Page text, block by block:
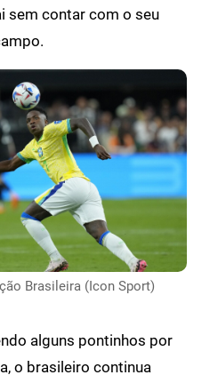
sem contar com o seu
Brasileira (Icon Sport)
alguns pontinhos por
o brasileiro continua